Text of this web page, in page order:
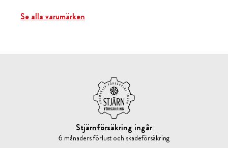
Se alla varumärken
Stjärnförsäkring ingår
6 månaders förlust och skadeförsäkring